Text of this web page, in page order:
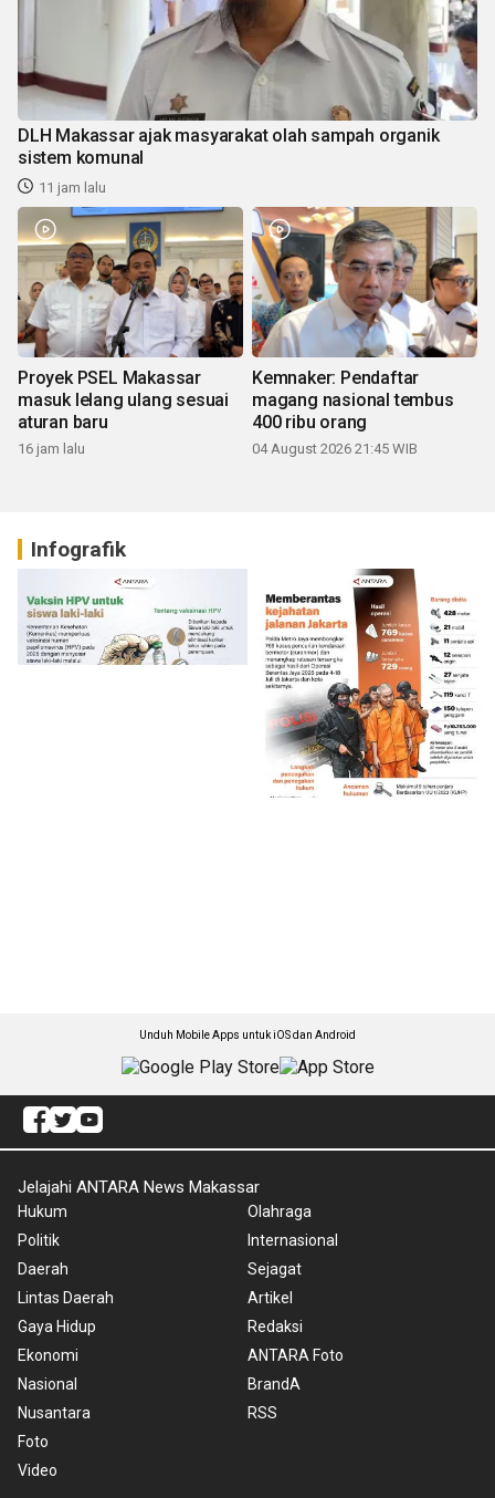
DLH Makassar ajak masyarakat olah sampah organik
sistem komunal
11 jam lalu
Proyek PSEL Makassar
masuk lelang ulang sesuai
aturan baru
16 jam lalu
Kemnaker: Pendaftar
magang nasional tembus
400 ribu orang
04 August 2026 21:45 WIB
Infografik
Unduh Mobile Apps untuk iOS dan Android
Jelajahi ANTARA News Makassar
Hukum
Politik
Daerah
Lintas Daerah
Gaya Hidup
Ekonomi
Nasional
Nusantara
Foto
Video
Olahraga
Internasional
Sejagat
Artikel
Redaksi
ANTARA Foto
BrandA
RSS